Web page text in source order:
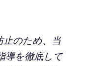
止のため、当
導を徹底して